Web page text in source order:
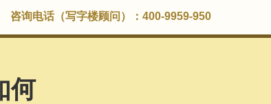
咨询电话（写字楼顾问）：400-9959-950
何